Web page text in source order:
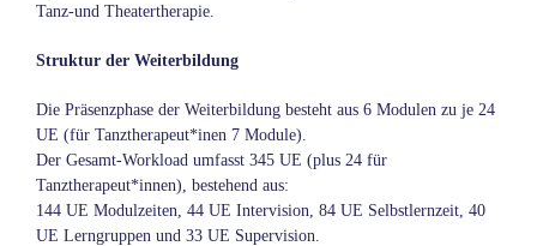
Tanz-und Theatertherapie.
Struktur der Weiterbildung
Die Präsenzphase der Weiterbildung besteht aus 6 Modulen zu je 24
UE (für Tanztherapeut*inen 7 Module).
Der Gesamt-Workload umfasst 345 UE (plus 24 für
Tanztherapeut*innen), bestehend aus:
144 UE Modulzeiten, 44 UE Intervision, 84 UE Selbstlernzeit, 40
UE Lerngruppen und 33 UE Supervision.